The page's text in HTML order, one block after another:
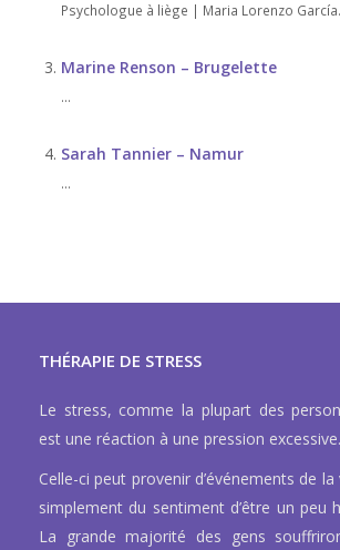
Psychologue à liège | Maria Lorenzo
Marine Renson – Brugelette
...
Sarah Tannier – Namur
...
THÉRAPIE DE STRESS
Le stress, comme la plupart des
est une réaction à une pression excessive.
Celle-ci peut provenir d’événements de
simplement du sentiment d’être un peu
La grande majorité des gens